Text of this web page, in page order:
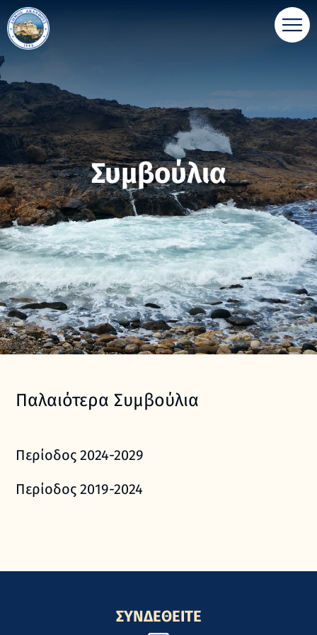
Συμβούλια
Παλαιότερα Συμβούλια
Περίοδος 2024-2029
Περίοδος 2019-2024
ΣΥΝΔΕΘΕΙΤΕ